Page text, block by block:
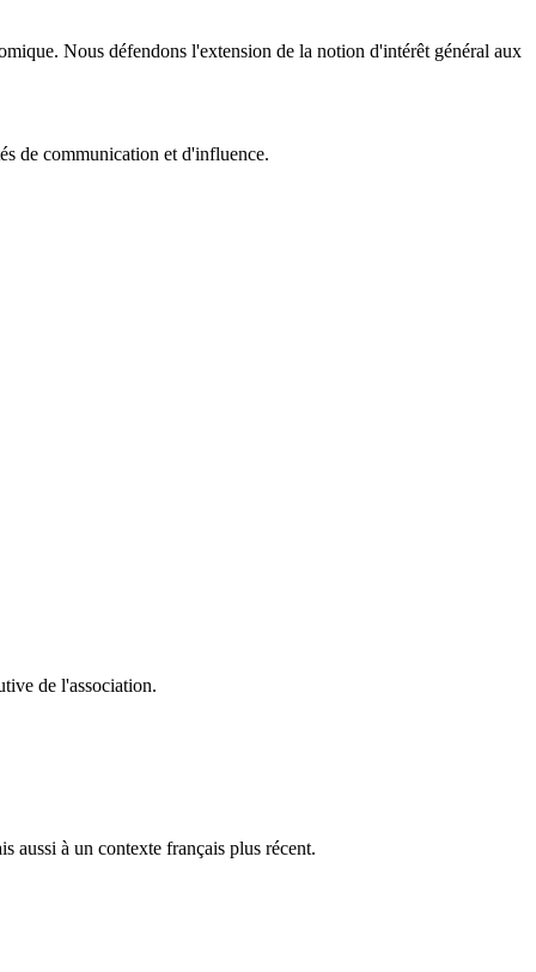
Nous défendons l'extension de la notion d'intérêt général aux
de communication et d'influence.
de l'association.
aussi à un contexte français plus récent.